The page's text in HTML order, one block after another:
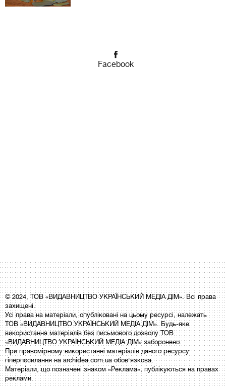
Facebook
© 2024, ТОВ «ВИДАВНИЦТВО УКРАЇНСЬКИЙ МЕДІА ДІМ». Всі права
захищені.
Усі права на матеріали, опубліковані на цьому ресурсі, належать
ТОВ «ВИДАВНИЦТВО УКРАЇНСЬКИЙ МЕДІА ДІМ». Будь-яке
використання матеріалів без письмового дозволу ТОВ
«ВИДАВНИЦТВО УКРАЇНСЬКИЙ МЕДІА ДІМ» заборонено.
При правомірному використанні матеріалів даного ресурсу
гіперпосилання на archidea.com.ua обов'язкова.
Матеріали, що позначені знаком «Реклама», публікуються на правах
реклами.